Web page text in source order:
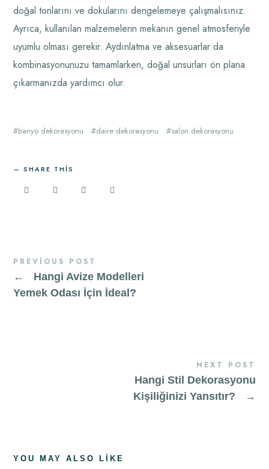
doğal tonlarını ve dokularını dengelemeye çalışmalısınız.
Ayrıca, kullanılan malzemelerin mekanın genel atmosferiyle
uyumlu olması gerekir. Aydınlatma ve aksesuarlar da
kombinasyonunuzu tamamlarken, doğal unsurları ön plana
çıkarmanızda yardımcı olur.
banyo dekorasyonu daire dekorasyonu salon dekorasyonu
SHARE THIS
PREVIOUS POST
←
Hangi Avize Modelleri
Yemek Odası İçin İdeal?
NEXT POST
Hangi Stil Dekorasyonu
Kişiliğinizi Yansıtır?
→
YOU MAY ALSO LIKE